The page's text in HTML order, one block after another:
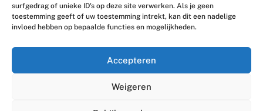
surfgedrag of unieke ID's op deze site verwerken. Als je geen
toestemming geeft of uw toestemming intrekt, kan dit een nadelige
invloed hebben op bepaalde functies en mogelijkheden.
Accepteren
Weigeren
Houttuinlaan 8
3447 GM Woerden